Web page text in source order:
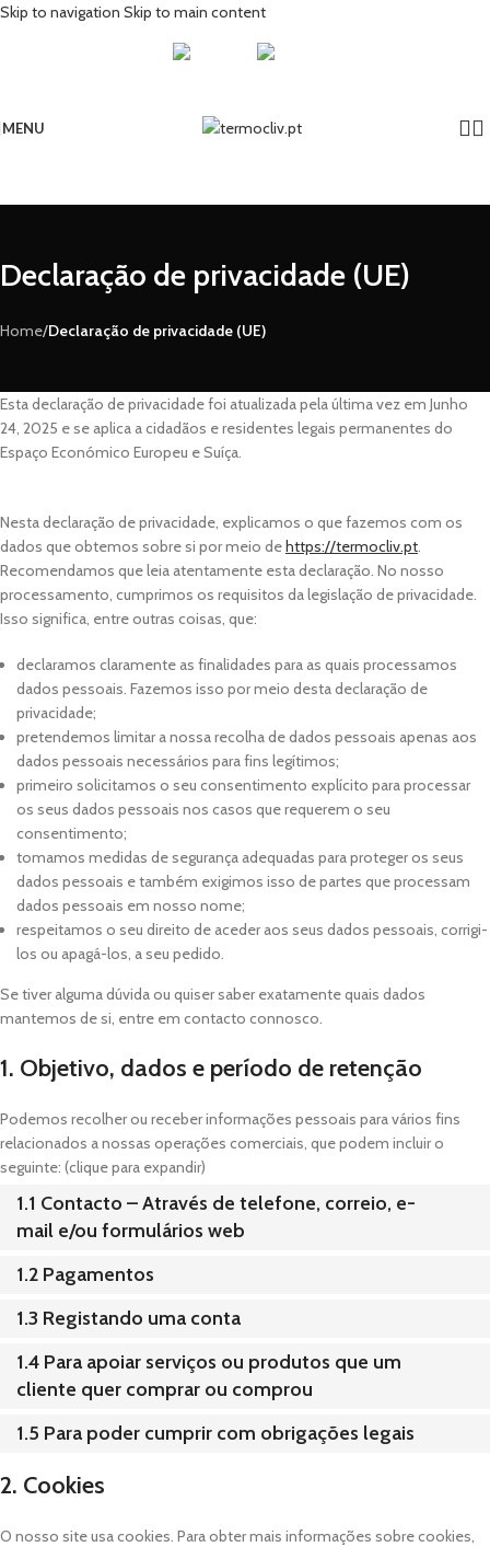
Skip to navigation Skip to main content
MENU
Declaração de privacidade (UE)
Home/Declaração de privacidade (UE)
Esta declaração de privacidade foi atualizada pela última vez em Junho
24, 2025 e se aplica a cidadãos e residentes legais permanentes do
Espaço Económico Europeu e Suíça.
Nesta declaração de privacidade, explicamos o que fazemos com os
dados que obtemos sobre si por meio dehttps://termocliv.pt.
Recomendamos que leia atentamente esta declaração. No nosso
processamento, cumprimos os requisitos da legislação de privacidade.
Isso significa, entre outras coisas, que:
declaramos claramente as finalidades para as quais processamos
dados pessoais. Fazemos isso por meio desta declaração de
privacidade;
pretendemos limitar a nossa recolha de dados pessoais apenas aos
dados pessoais necessários para fins legítimos;
primeiro solicitamos o seu consentimento explícito para processar
os seus dados pessoais nos casos que requerem o seu
consentimento;
tomamos medidas de segurança adequadas para proteger os seus
dados pessoais e também exigimos isso de partes que processam
dados pessoais em nosso nome;
respeitamos o seu direito de aceder aos seus dados pessoais, corrigi-
los ou apagá-los, a seu pedido.
Se tiver alguma dúvida ou quiser saber exatamente quais dados
mantemos de si, entre em contacto connosco.
1. Objetivo, dados e período de retenção
Podemos recolher ou receber informações pessoais para vários fins
relacionados a nossas operações comerciais, que podem incluir o
seguinte: (clique para expandir)
1.1 Contacto – Através de telefone, correio, e-
mail e/ou formulários web
1.2 Pagamentos
1.3 Registando uma conta
1.4 Para apoiar serviços ou produtos que um
cliente quer comprar ou comprou
1.5 Para poder cumprir com obrigações legais
2. Cookies
O nosso site usa cookies. Para obter mais informações sobre cookies,